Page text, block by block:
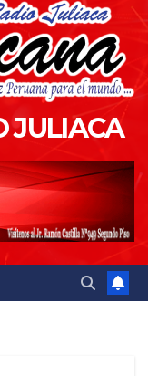
JULIACA